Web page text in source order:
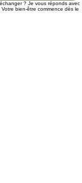
? Je vous réponds avec
bien-être commence dès le